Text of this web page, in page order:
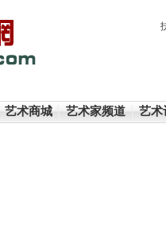
艺术商城 艺术家频道 艺术